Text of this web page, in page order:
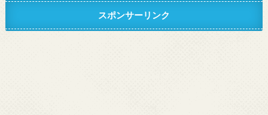
スポンサーリンク